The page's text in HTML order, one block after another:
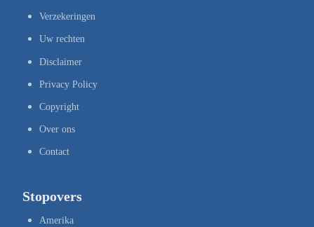
Verzekeringen
Uw rechten
Disclaimer
Privacy Policy
Copyright
Over ons
Contact
Stopovers
Amerika